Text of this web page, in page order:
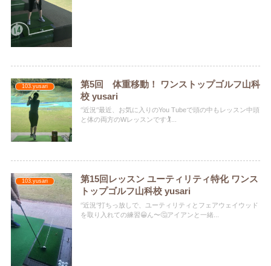
103.yusari
第5回 体重移動！ ワンストップゴルフ山科
校 yusari
‘’近況‘’最近、お気に入りのYou Tubeで頭の中もレッスン中頭
と体の両方のWレッスンです🏌️‍...
103.yusari
第15回レッスン ユーティリティ特化 ワンス
トップゴルフ山科校 yusari
‘’近況‘’打ちっ放しで、ユーティリティとフェアウェイウッド
を取り入れての練習😀ん〜🤔アイアンと一緒...